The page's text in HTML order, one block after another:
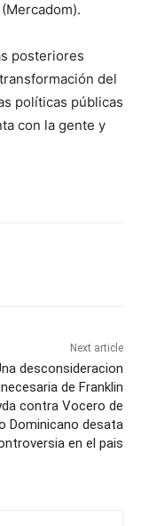
posteriores
del
políticas públicas
con la gente y
Next article
desconsideracion
de Franklin
contra Vocero de
Dominicano desata
en el pais